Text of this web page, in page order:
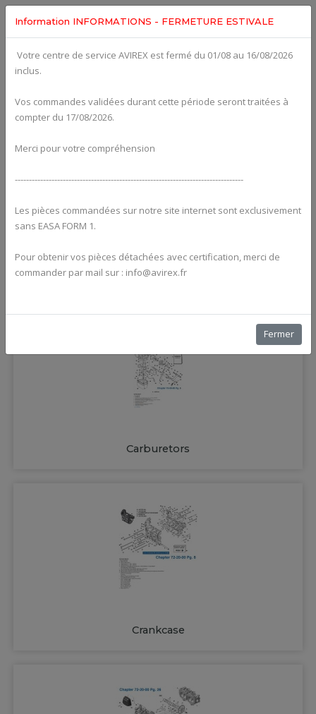
Alternators
Carburetors
Crankcase
Information INFORMATIONS - FERMETURE ESTIVALE
Votre centre de service AVIREX est fermé du 01/08 au 16/08/2026
inclus.
Vos commandes validées durant cette période seront traitées à
compter du 17/08/2026.
Merci pour votre compréhension
---------------------------------------------------------------------------------
Les pièces commandées sur notre site internet sont exclusivement
sans EASA FORM 1.
Pour obtenir vos pièces détachées avec certification, merci de
commander par mail sur : info@avirex.fr
Fermer